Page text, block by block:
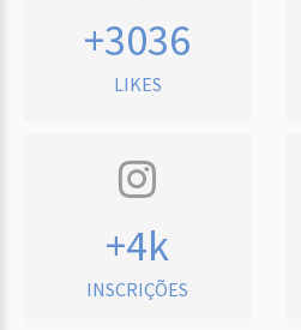
+3036
LIKES
+4k
INSCRIÇÕES